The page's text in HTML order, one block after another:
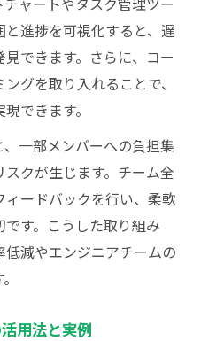
進捗を可視化すると、遅
できます。さらに、コー
グを取り入れることで、
できます。
一部メンバーへの負担集
クが生じます。チーム全
ードバックを行い、柔軟
す。こうした取り組み
減やエンジニアチームの
用法と実例